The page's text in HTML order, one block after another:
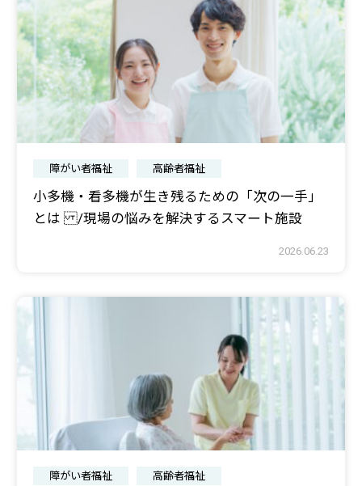
障がい者福祉 高齢者福祉
小多機・看多機が生き残るための「次の一手」
とは /現場の悩みを解決するスマート施設
2026.06.23
障がい者福祉 高齢者福祉